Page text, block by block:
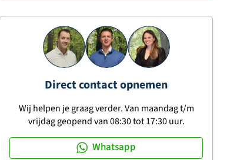
Direct contact opnemen
Wij helpen je graag verder. Van maandag t/m
vrijdag geopend van 08:30 tot 17:30 uur.
Whatsapp